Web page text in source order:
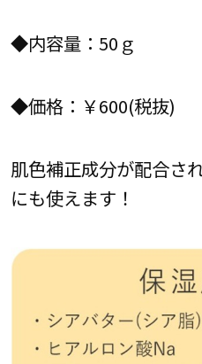
◆内容量：50ｇ
◆価格：￥600(税抜)
肌色補正成分が配合さ
にも使えます！